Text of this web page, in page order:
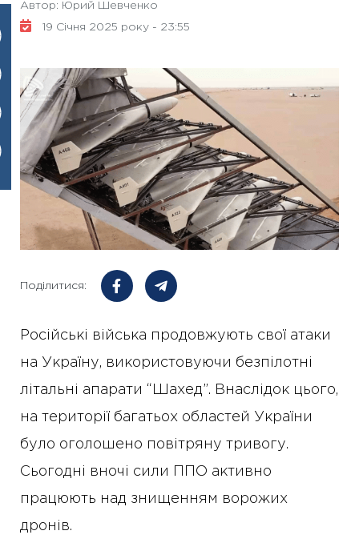
Автор: Юрий Шевченко
19 Січня 2025 року - 23:55
Поділитися:
Російські війська продовжують свої атаки
на Україну, використовуючи безпілотні
літальні апарати “Шахед”. Внаслідок цього,
на території багатьох областей України
було оголошено повітряну тривогу.
Сьогодні вночі сили ППО активно
працюють над знищенням ворожих
дронів.